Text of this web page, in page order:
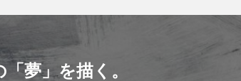
夢」を描く。